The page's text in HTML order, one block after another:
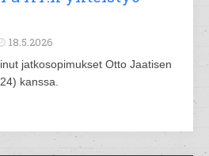
18.5.2026
jatkosopimukset Otto Jaatisen
kanssa.